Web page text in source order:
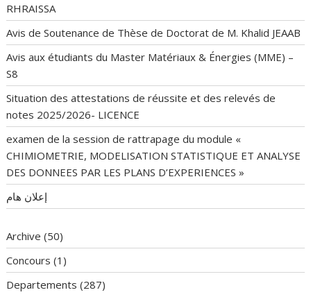
RHRAISSA
Avis de Soutenance de Thèse de Doctorat de M. Khalid JEAAB
Avis aux étudiants du Master Matériaux & Énergies (MME) –
S8
Situation des attestations de réussite et des relevés de
notes 2025/2026- LICENCE
examen de la session de rattrapage du module «
CHIMIOMETRIE, MODELISATION STATISTIQUE ET ANALYSE
DES DONNEES PAR LES PLANS D’EXPERIENCES »
إعلان هام
Archive (50)
Concours (1)
Departements (287)